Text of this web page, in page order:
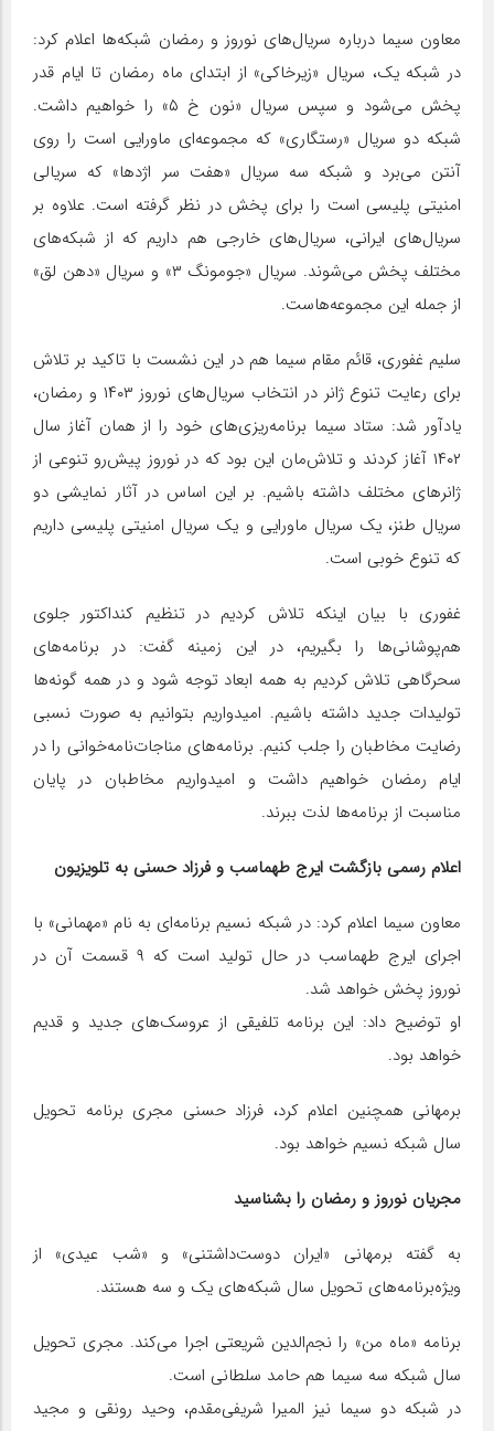
معاون سیما درباره سریال‌های نوروز و رمضان شبکه‌ها اعلام کرد:
در شبکه یک، سریال «زیرخاکی» از ابتدای ماه رمضان تا ایام قدر
پخش می‌شود و سپس سریال «نون خ ۵» را خواهیم داشت.
شبکه دو سریال «رستگاری» که مجموعه‌ای ماورایی است را روی
آنتن می‌برد و شبکه سه سریال «هفت سر اژدها» که سریالی
امنیتی پلیسی است را برای پخش در نظر گرفته است. علاوه بر
سریال‌های ایرانی، سریال‌های خارجی هم داریم که از شبکه‌های
مختلف پخش می‌شوند. سریال «جومونگ ۳» و سریال «دهن لق»
از جمله این مجموعه‌هاست.
سلیم غفوری، قائم مقام سیما هم در این نشست با تاکید بر تلاش
برای رعایت تنوع ژانر در انتخاب سریال‌های نوروز ۱۴۰۳ و رمضان،
یادآور شد: ستاد سیما برنامه‌ریزی‌های خود را از همان آغاز سال
۱۴۰۲ آغاز کردند و تلاش‌مان این بود که در نوروز پیش‌رو تنوعی از
ژانرهای مختلف داشته باشیم. بر این اساس در آثار نمایشی دو
سریال طنز، یک سریال ماورایی و یک سریال امنیتی پلیسی داریم
که تنوع خوبی است.
غفوری با بیان اینکه تلاش کردیم در تنظیم کنداکتور جلوی
هم‌پوشانی‌ها را بگیریم، در این زمینه گفت: در برنامه‌های
سحرگاهی تلاش کردیم به همه ابعاد توجه شود و در همه گونه‌ها
تولیدات جدید داشته باشیم. امیدواریم بتوانیم به صورت نسبی
رضایت مخاطبان را جلب کنیم. برنامه‌های مناجات‌نامه‌خوانی را در
ایام رمضان خواهیم داشت و امیدواریم مخاطبان در پایان
مناسبت از برنامه‌ها لذت ببرند.
اعلام رسمی بازگشت ایرج طهماسب و فرزاد حسنی به تلویزیون
معاون سیما اعلام کرد: در شبکه نسیم برنامه‌ای به نام «مهمانی» با
اجرای ایرج طهماسب در حال تولید است که ۹ قسمت آن در
نوروز پخش خواهد شد.
او توضیح داد: این برنامه تلفیقی از عروسک‌های جدید و قدیم
خواهد بود.
برمهانی همچنین اعلام کرد، فرزاد حسنی مجری برنامه تحویل
سال شبکه نسیم خواهد بود.
مجریان نوروز و رمضان را بشناسید
به گفته برمهانی «ایران دوست‌داشتنی» و «شب عیدی» از
ویژه‌برنامه‌های تحویل سال شبکه‌های یک و سه هستند.
برنامه «ماه من» را نجم‌الدین شریعتی اجرا می‌کند. مجری تحویل
سال شبکه سه سیما هم حامد سلطانی است.
در شبکه دو سیما نیز المیرا شریفی‌مقدم، وحید رونقی و مجید